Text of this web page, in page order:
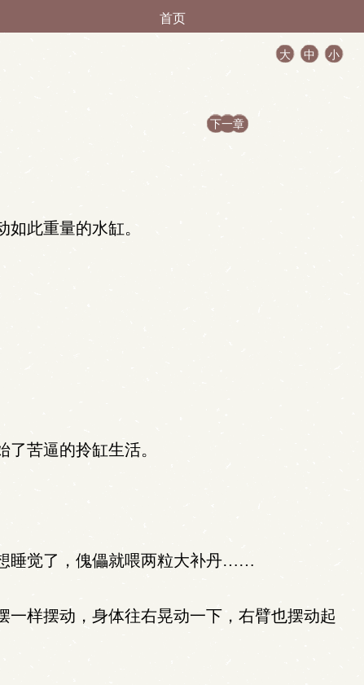
首页
大 中
小
下一章
此重量的水缸。
苦逼的拎缸生活。
睡觉了，傀儡就喂两粒大补丹……
样摆动，身体往右晃动一下，右臂也摆动起